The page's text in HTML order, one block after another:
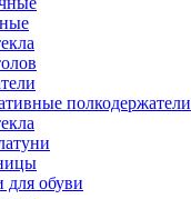
полкодержатели
обуви